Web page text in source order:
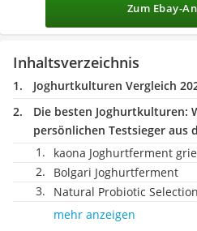
Zum Ebay-
Inhaltsverzeichnis
Joghurtkulturen Vergleich
Die besten Joghurtkulturen:
persönlichen Testsieger aus
kaona Joghurtferment
Bolgari Joghurtferment
Natural Probiotic
mehr anzeigen